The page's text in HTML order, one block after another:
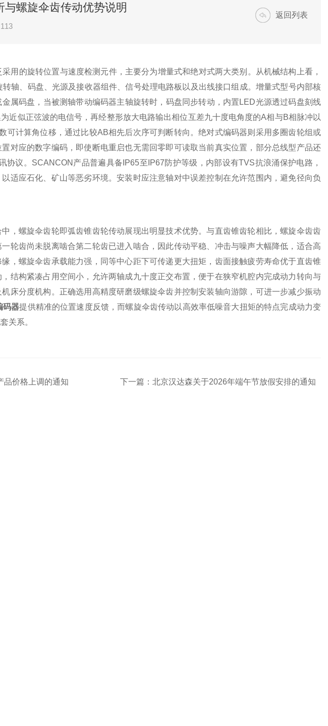
螺旋伞齿传动优势说明
返回列表
的旋转位置与速度检测元件，主要分为增量式和绝对式两大类别。从机械结构上看，
轴、码盘、光源及接收器组件、信号处理电路板以及出线接口组成。增量式型号内部核
属码盘，当被测轴带动编码器主轴旋转时，码盘同步转动，内置LED光源透过码盘刻线
近似正弦波的电信号，再经整形放大电路输出相位互差九十度电角度的A相与B相脉冲以
可计算角位移，通过比较AB相先后次序可判断转向。绝对式编码器则采用多圈齿轮组或
对应的数字编码，即使断电重启也无需回零即可读取当前真实位置，部分总线型产品还
协议。SCANCON产品普遍具备IP65至IP67防护等级，内部设有TVS抗浪涌保护电路，
适应石化、矿山等恶劣环境。安装时应注意轴对中误差控制在允许范围内，避免径向负
螺旋伞齿轮即弧齿锥齿轮传动展现出明显技术优势。与直齿锥齿轮相比，螺旋伞齿齿
轮齿尚未脱离啮合第二轮齿已进入啮合，因此传动平稳、冲击与噪声大幅降低，适合高
，螺旋伞齿承载能力强，同等中心距下可传递更大扭矩，齿面接触疲劳寿命优于直齿锥
结构紧凑占用空间小，允许两轴成九十度正交布置，便于在狭窄机腔内完成动力转向与
床分度机构。正确选用高精度研磨级螺旋伞齿并控制安装轴向游隙，可进一步减少振动
码器提供精准的位置速度反馈，而螺旋伞齿传动以高效率低噪音大扭矩的特点完成动力变
关系。
品价格上调的通知 下一篇： 北京汉达森关于2026年端午节放假安排的通知